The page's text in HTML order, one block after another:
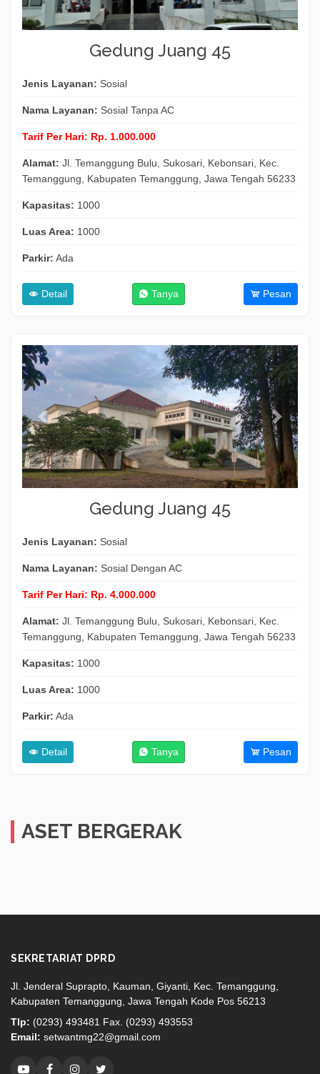
Gedung Juang 45
Jenis Layanan: Sosial
Nama Layanan: Sosial Tanpa AC
Tarif Per Hari: Rp. 1.000.000
Alamat: Jl. Temanggung Bulu, Sukosari, Kebonsari, Kec.
Temanggung, Kabupaten Temanggung, Jawa Tengah 56233
Kapasitas: 1000
Luas Area: 1000
Parkir: Ada
Detail Tanya Pesan
Gedung Juang 45
Jenis Layanan: Sosial
Nama Layanan: Sosial Dengan AC
Tarif Per Hari: Rp. 4.000.000
Alamat: Jl. Temanggung Bulu, Sukosari, Kebonsari, Kec.
Temanggung, Kabupaten Temanggung, Jawa Tengah 56233
Kapasitas: 1000
Luas Area: 1000
Parkir: Ada
Detail Tanya Pesan
ASET BERGERAK
SEKRETARIAT DPRD
Jl. Jenderal Suprapto, Kauman, Giyanti, Kec. Temanggung,
Kabupaten Temanggung, Jawa Tengah Kode Pos 56213
Tlp: (0293) 493481 Fax. (0293) 493553
Email: setwantmg22@gmail.com